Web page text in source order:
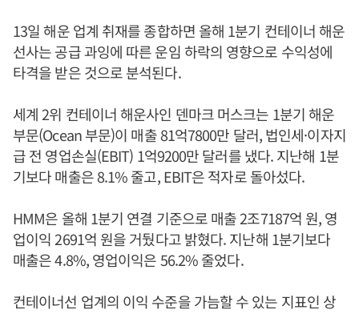
13일 해운 업계 취재를 종합하면 올해 1분기 컨테이너 해운
선사는 공급 과잉에 따른 운임 하락의 영향으로 수익성에
타격을 받은 것으로 분석된다.
세계 2위 컨테이너 해운사인 덴마크 머스크는 1분기 해운
부문(Ocean 부문)이 매출 81억7800만 달러, 법인세·이자지
급 전 영업손실(EBIT) 1억9200만 달러를 냈다. 지난해 1분
기보다 매출은 8.1% 줄고, EBIT은 적자로 돌아섰다.
HMM은 올해 1분기 연결 기준으로 매출 2조7187억 원, 영
업이익 2691억 원을 거뒀다고 밝혔다. 지난해 1분기보다
매출은 4.8%, 영업이익은 56.2% 줄었다.
컨테이너선 업계의 이익 수준을 가늠할 수 있는 지표인 상